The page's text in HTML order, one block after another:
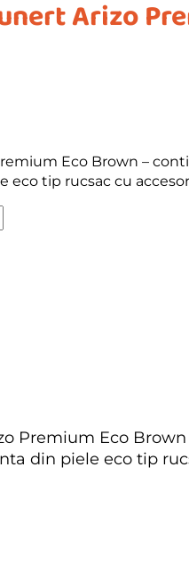
Arizo
Eco Brown –
eco tip rucsac cu
Premium Eco
din piele eco tip